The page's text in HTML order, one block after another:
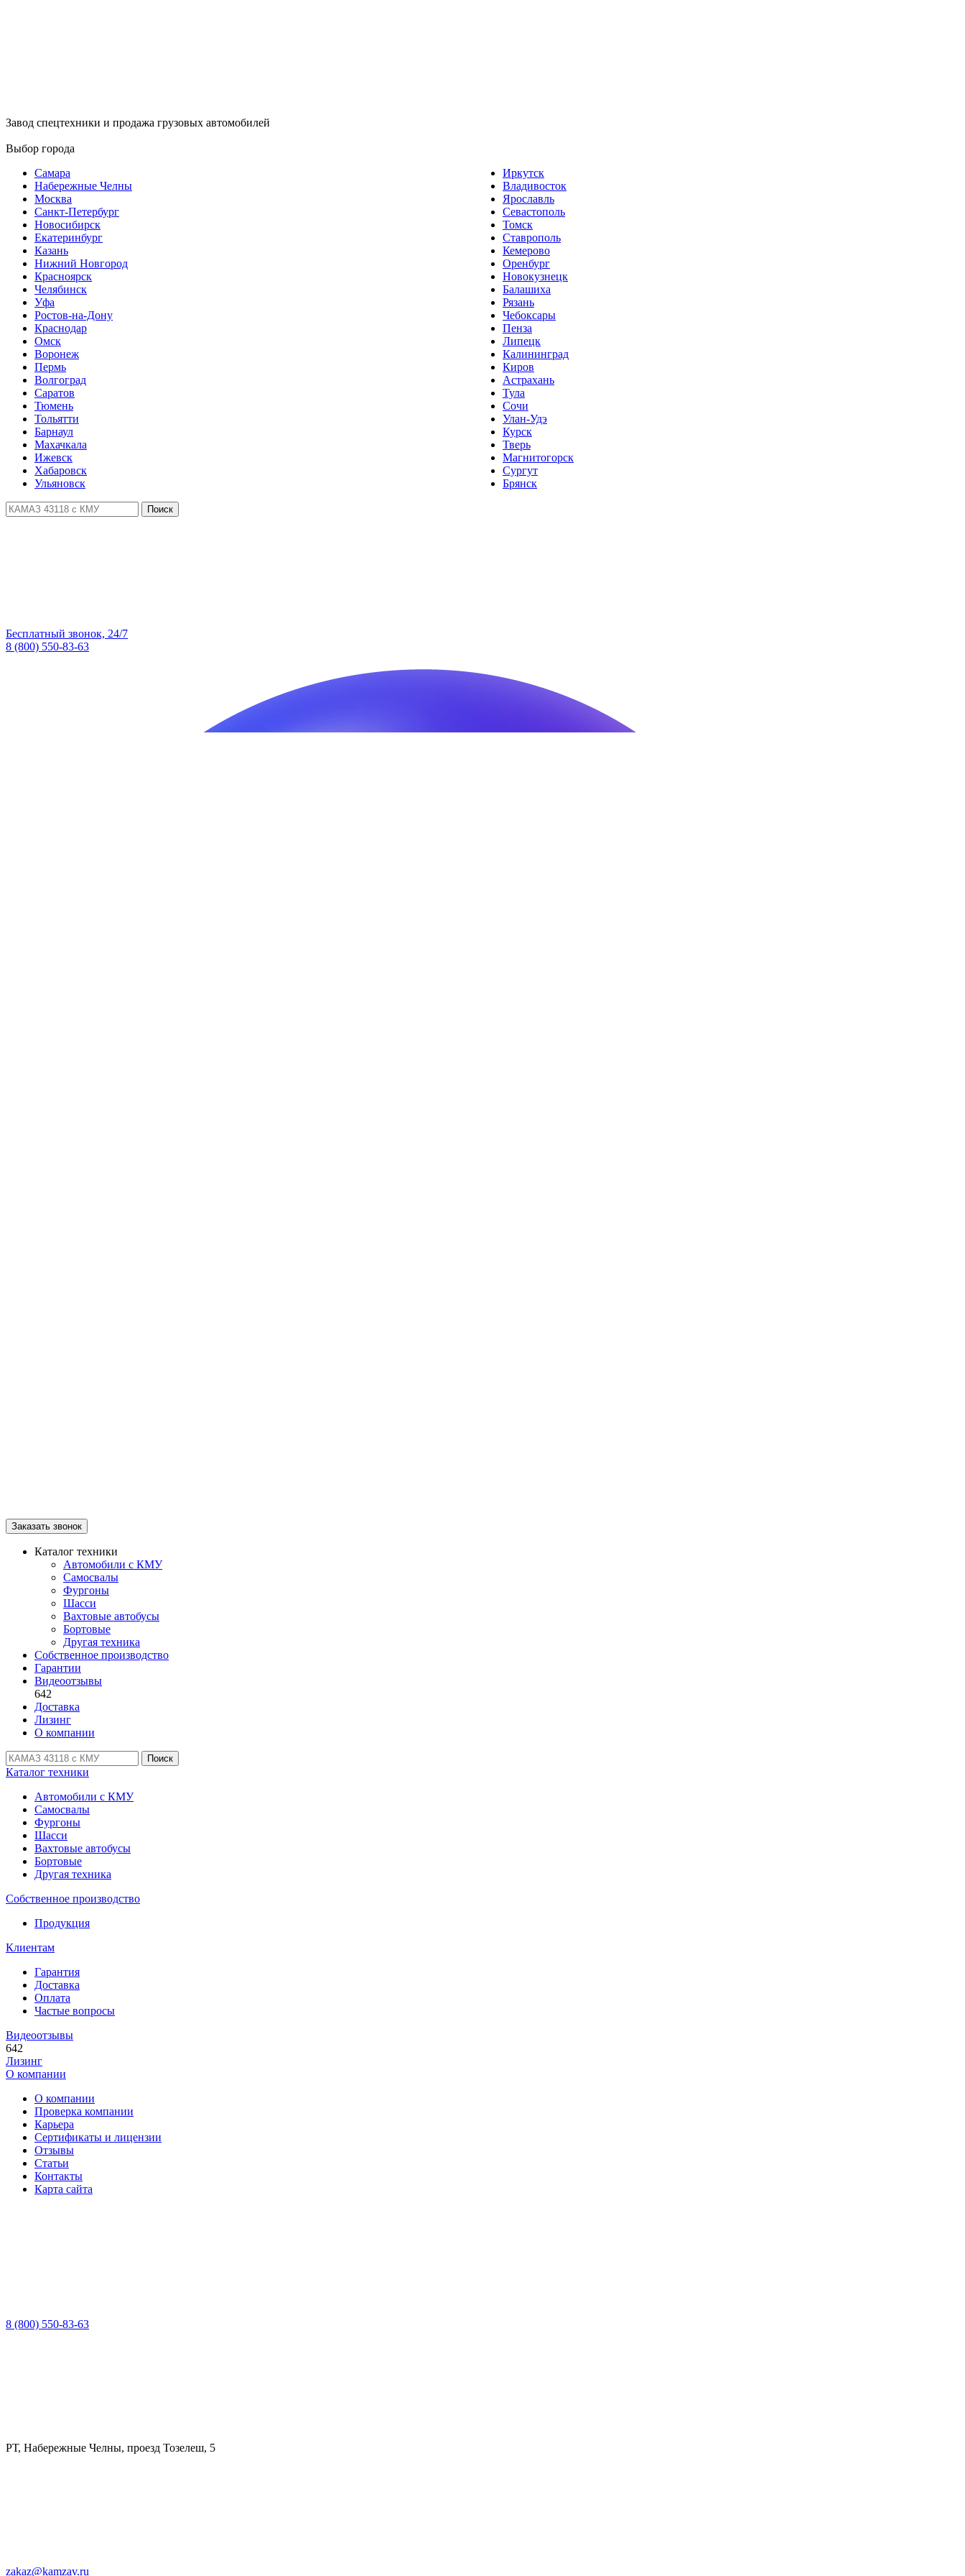
Завод спецтехники и продажа грузовых автомобилей
Выбор города
Самара
Набережные Челны
Москва
Санкт-Петербург
Новосибирск
Екатеринбург
Казань
Нижний Новгород
Красноярск
Челябинск
Уфа
Ростов-на-Дону
Краснодар
Омск
Воронеж
Пермь
Волгоград
Саратов
Тюмень
Тольятти
Барнаул
Махачкала
Ижевск
Хабаровск
Ульяновск
Иркутск
Владивосток
Ярославль
Севастополь
Томск
Ставрополь
Кемерово
Оренбург
Новокузнецк
Балашиха
Рязань
Чебоксары
Пенза
Липецк
Калининград
Киров
Астрахань
Тула
Сочи
Улан-Удэ
Курск
Тверь
Магнитогорск
Сургут
Брянск
Поиск
Бесплатный звонок, 24/7
8 (800) 550-83-63
Заказать звонок
Каталог техники
Автомобили с КМУ
Самосвалы
Фургоны
Шасси
Вахтовые автобусы
Бортовые
Другая техника
Собственное производство
Гарантии
Видеоотзывы
642
Доставка
Лизинг
О компании
Поиск
Каталог техники
Автомобили с КМУ
Самосвалы
Фургоны
Шасси
Вахтовые автобусы
Бортовые
Другая техника
Собственное производство
Продукция
Клиентам
Гарантия
Доставка
Оплата
Частые вопросы
Видеоотзывы
642
Лизинг
О компании
О компании
Проверка компании
Карьера
Сертификаты и лицензии
Отзывы
Статьи
Контакты
Карта сайта
8 (800) 550-83-63
РТ, Набережные Челны, проезд Тозелеш, 5
zakaz@kamzav.ru